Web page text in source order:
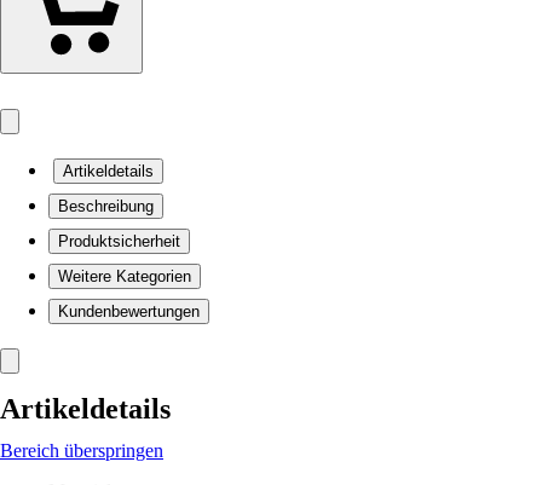
Artikeldetails
Beschreibung
Produktsicherheit
Weitere Kategorien
Kundenbewertungen
Artikeldetails
Bereich überspringen